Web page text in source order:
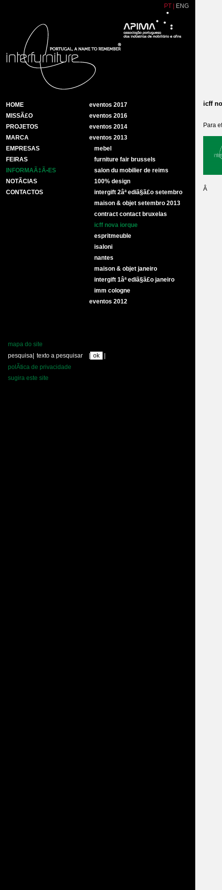
PT ENG
HOME
MISSÃ£O
PROJETOS
MARCA
EMPRESAS
FEIRAS
INFORMAÃ‡Ã•ES
NOTÃ­CIAS
CONTACTOS
eventos 2017
eventos 2016
eventos 2014
eventos 2013
mebel
furniture fair brussels
salon du mobilier de reims
100% design
intergift 2âª ediã§ã£o setembro
maison & objet setembro 2013
contract contact bruxelas
icff nova iorque
espritmeuble
isaloni
nantes
maison & objet janeiro
intergift 1âª ediã§ã£o janeiro
imm cologne
eventos 2012
mapa do site
pesquisa
polÃ­tica de privacidade
sugira este site
icff
Para
Â